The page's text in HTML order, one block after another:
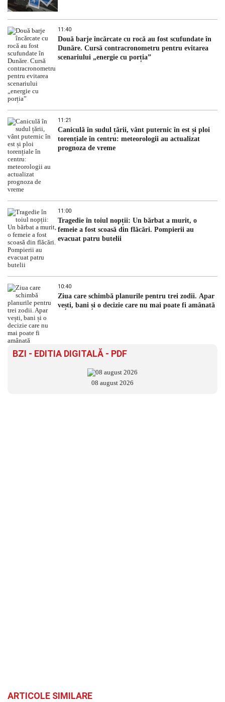
11:40
Două barje încărcate cu rocă au fost scufundate în
Dunăre. Cursă contracronometru pentru evitarea
scenariului „energie cu porția”
11:21
Caniculă în sudul țării, vânt puternic în est și ploi
torențiale în centru: meteorologii au actualizat
prognoza de vreme
11:00
Tragedie în toiul nopții: Un bărbat a murit, o
femeie a fost scoasă din flăcări. Pompierii au
evacuat patru butelii
10:40
Ziua care schimbă planurile pentru trei zodii. Apar
vești, bani și o decizie care nu mai poate fi amânată
BZI - EDITIA DIGITALĂ - PDF
08 august 2026
ARTICOLE SIMILARE